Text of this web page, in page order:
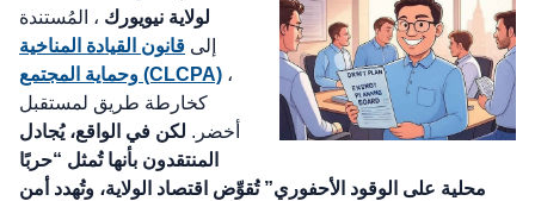
لولاية نيويورك ، المُستندة
إلى قانون القيادة المناخية
وحماية المجتمع (CLCPA) ،
كخارطة طريق لمستقبل
أخضر. لكن في الواقع، يُجادل
المنتقدون بأنها تُمثل “حربًا
محلية على الوقود الأحفوري” تُقوِّض اقتصاد الولاية، وتُهدد أمن